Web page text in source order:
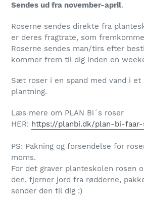
Sendes ud fra november-april.
Roserne sendes direkte fra
er deres fragtrate, som
Roserne sendes man/tirs efter
kommer frem til dig inden en
Sæt roser i en spand med vand i et
plantning.
Læs mere om PLAN Bi´s roser
HER: https://planbi.dk/plan-bi-
PS: Pakning og forsendelse for
moms.
For det graver planteskolen rosen
den, fjerner jord fra rødderne,
sender den til dig :)